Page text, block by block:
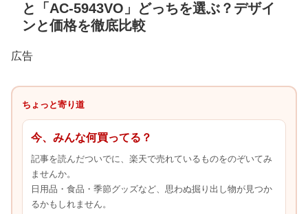
と「AC-5943VO」どっちを選ぶ？デザイ
ンと価格を徹底比較
広告
ちょっと寄り道
今、みんな何買ってる？
記事を読んだついでに、楽天で売れているものをのぞいてみ
ませんか。
日用品・食品・季節グッズなど、思わぬ掘り出し物が見つか
るかもしれません。